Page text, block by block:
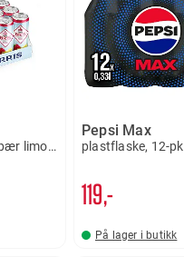
0,33 l, boks, Bringebær limonade
Pepsi Max
plastflaske, 12-pk
119,-
På lager i butikk